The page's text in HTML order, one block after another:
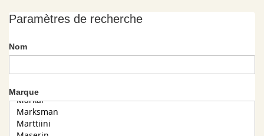
Paramètres de recherche
Nom
Marque